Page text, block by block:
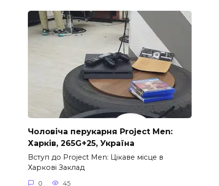
Чоловіча перукарня Project Men:
Харків, 265G+25, Україна
Вступ до Project Men: Цікаве місце в
Харкові Заклад
0 45